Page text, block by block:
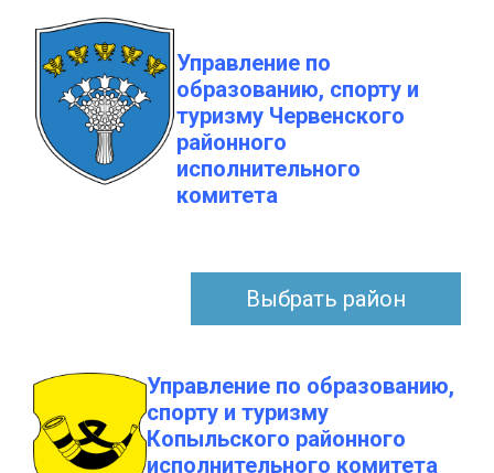
Управление по
образованию, спорту и
туризму Червенского
районного
исполнительного
комитета
Выбрать район
Управление по образованию,
спорту и туризму
Копыльского районного
исполнительного комитета